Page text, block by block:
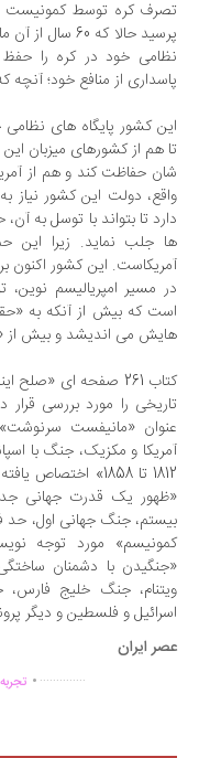
کره توسط کمونیست های
پرسید حالا که 60 سال از
خود در کره را حفظ
از منافع خود؛ آنچه که از
کشور پایگاه های نظامی خود
هم از کشورهای میزبان این پایگاه
حفاظت کند و هم از آمریکا در
دولت این کشور نیاز به
تا بتواند با توسل به آن،
جلب نماید. زیرا این
این کشور اکنون برای
مسیر امپریالیسم نوین،
که بیش از آنکه به «حقوق
می اندیشد و بیش از
و مکزیک، جنگ با اسپانیا و
یک قدرت جهانی جدید»
جنگ جهانی اول، حد فاصل
مورد توجه نویسنده
جنگ خلیج فارس، جنگ
و فلسطین و دیگر پرونده
ایران
تجربه‌ی ...............